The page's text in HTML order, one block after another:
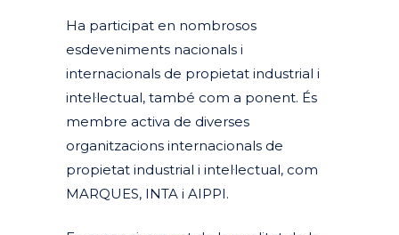
Ha participat en nombrosos
esdeveniments nacionals i
internacionals de propietat industrial i
intel·lectual, també com a ponent. És
membre activa de diverses
organitzacions internacionals de
propietat industrial i intel·lectual, com
MARQUES, INTA i AIPPI.